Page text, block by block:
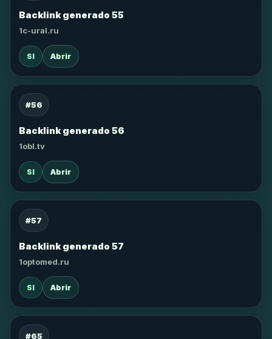
Backlink generado 55
1c-ural.ru
SI Abrir
#56
Backlink generado 56
1obl.tv
SI Abrir
#57
Backlink generado 57
1optomed.ru
SI Abrir
#65